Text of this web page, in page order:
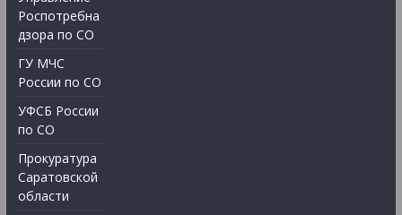
Роспотребна
дзора по СО
ГУ МЧС
России по СО
УФСБ России
по СО
Прокуратура
Саратовской
области